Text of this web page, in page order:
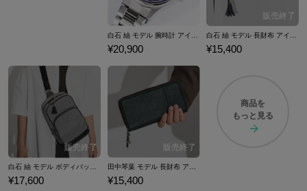
¥20,900 ¥15,400
白石 紬 モデル ボディバッグ アイドルマスター ミリオンライブ！
¥17,600
田中琴葉 モデル 長財布 アイドルマスター ミリオンライブ！
¥15,400
商品を
もっと見る